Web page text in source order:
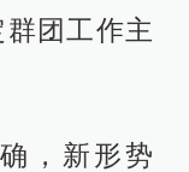
团工作主
，新形势